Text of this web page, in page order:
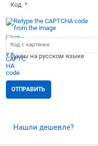
Код
* буквы на русском языке
Нашли дешевле?